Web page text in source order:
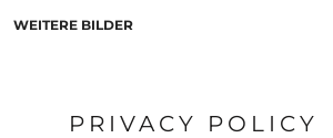
WEITERE BILDER
PRIVACY POLICY